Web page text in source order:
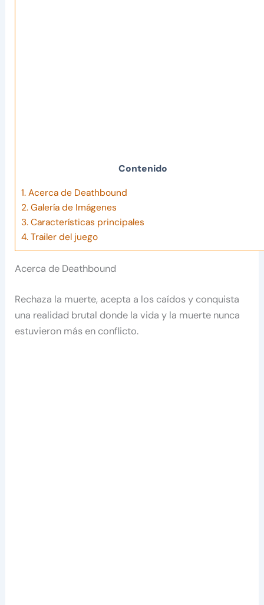
Contenido
1. Acerca de Deathbound
2. Galería de Imágenes
3. Características principales
4. Trailer del juego
Acerca de Deathbound
Rechaza la muerte, acepta a los caídos y conquista
una realidad brutal donde la vida y la muerte nunca
estuvieron más en conflicto.